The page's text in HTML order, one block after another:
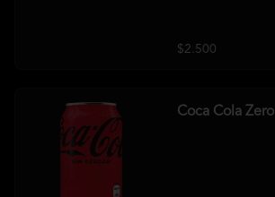
$2.500
Coca Cola Zero